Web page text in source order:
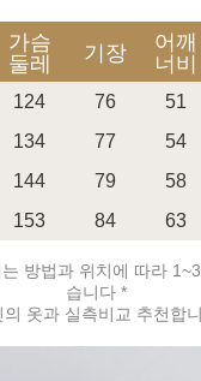
페
PAYCO 바로구매
가슴
둘레
기장
어깨
너비
124 76 51
134 77 54
144 79 58
153 84 63
방법과 위치에 따라
습니다 *
의 옷과 실측비교 추천합